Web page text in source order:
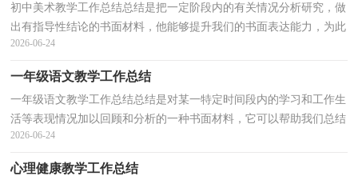
初中美术教学工作总结总结是把一定阶段内的有关情况分析研究，做
出有指导性结论的书面材料，他能够提升我们的书面表达能力，为此
我们要做好回顾，写好总结。总结怎么写才不会流于形...
2026-06-24
一年级语文教学工作总结
一年级语文教学工作总结总结是对某一特定时间段内的学习和工作生
活等表现情况加以回顾和分析的一种书面材料，它可以帮助我们总结
以往思想，发扬成绩，因此十分有必须要写一份总结...
2026-06-24
心理健康教学工作总结